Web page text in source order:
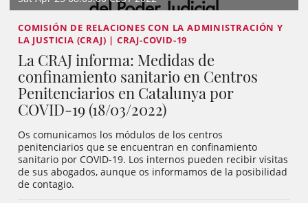
COMISIÓN DE RELACIONES CON LA ADMINISTRACIÓN Y
LA JUSTICIA (CRAJ) | CRAJ-COVID-19
La CRAJ informa: Medidas de
confinamiento sanitario en Centros
Penitenciarios en Catalunya por
COVID-19 (18/03/2022)
Os comunicamos los módulos de los centros
penitenciarios que se encuentran en confinamiento
sanitario por COVID-19. Los internos pueden recibir visitas
de sus abogados, aunque os informamos de la posibilidad
de contagio.